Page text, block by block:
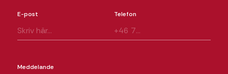
E-post Telefon
Meddelande